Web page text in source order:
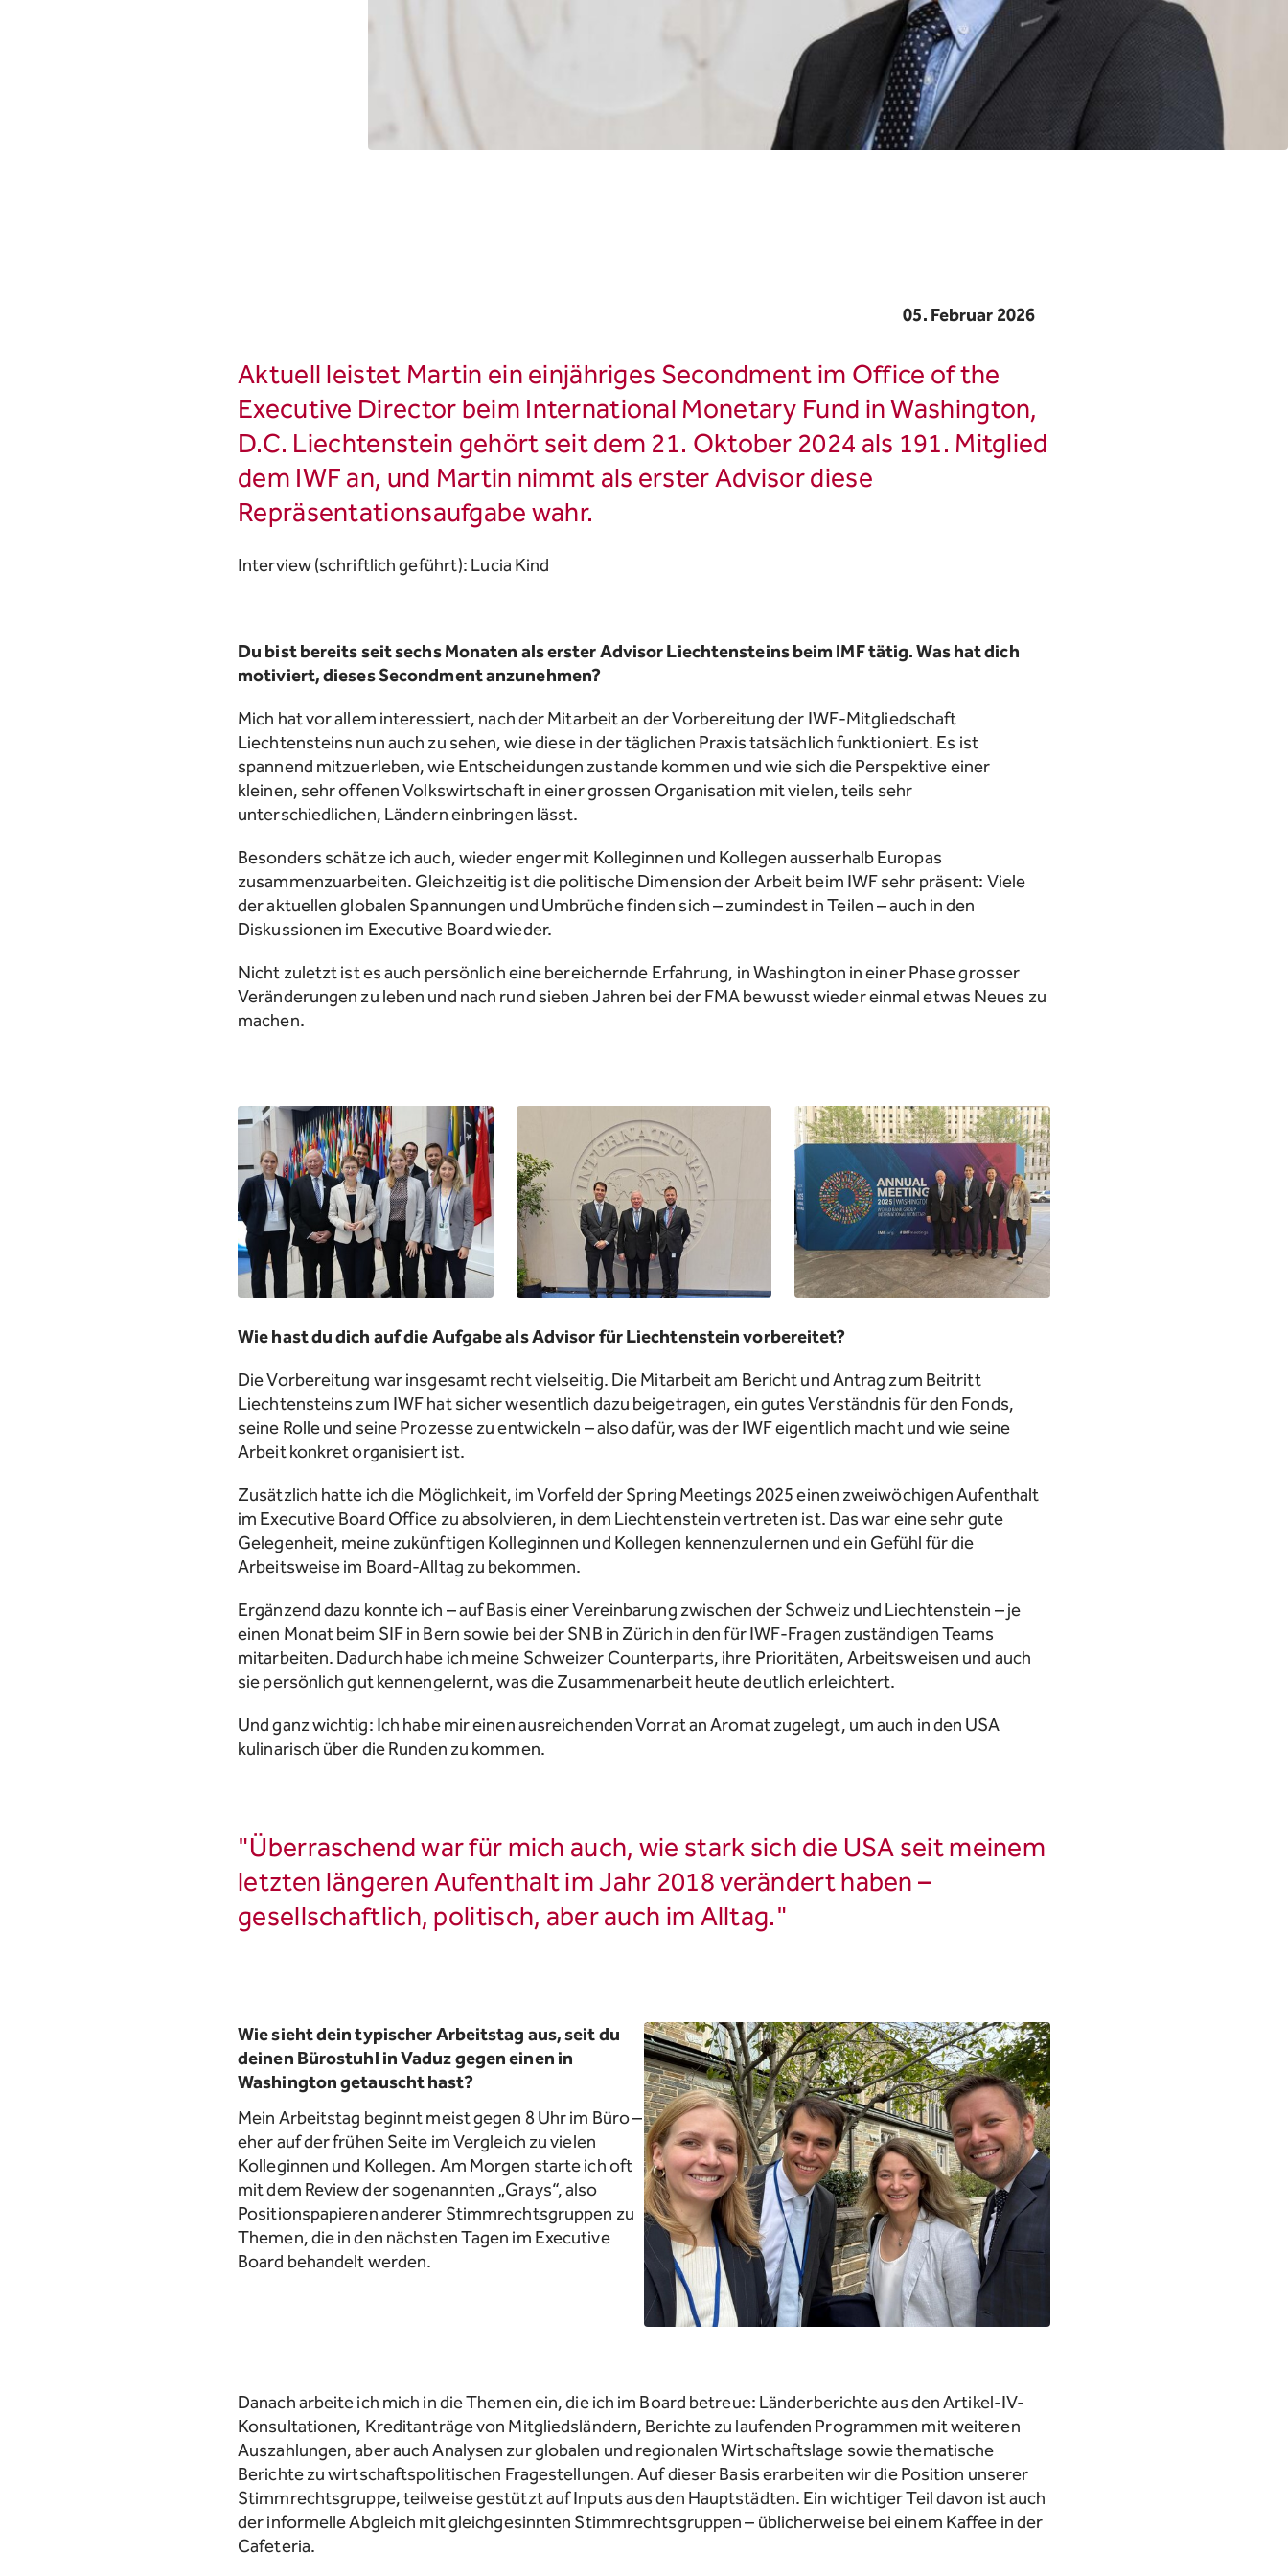
05. Februar 2026
Aktuell leistet Martin ein einjähriges Secondment im Office of the
Executive Director beim International Monetary Fund in Washington,
D.C. Liechtenstein gehört seit dem 21. Oktober 2024 als 191. Mitglied
dem IWF an, und Martin nimmt als erster Advisor diese
Repräsentationsaufgabe wahr.
Interview (schriftlich geführt): Lucia Kind
Du bist bereits seit sechs Monaten als erster Advisor Liechtensteins beim IMF tätig. Was hat dich
motiviert, dieses Secondment anzunehmen?
Mich hat vor allem interessiert, nach der Mitarbeit an der Vorbereitung der IWF-Mitgliedschaft
Liechtensteins nun auch zu sehen, wie diese in der täglichen Praxis tatsächlich funktioniert. Es ist
spannend mitzuerleben, wie Entscheidungen zustande kommen und wie sich die Perspektive einer
kleinen, sehr offenen Volkswirtschaft in einer grossen Organisation mit vielen, teils sehr
unterschiedlichen, Ländern einbringen lässt.
Besonders schätze ich auch, wieder enger mit Kolleginnen und Kollegen ausserhalb Europas
zusammenzuarbeiten. Gleichzeitig ist die politische Dimension der Arbeit beim IWF sehr präsent: Viele
der aktuellen globalen Spannungen und Umbrüche finden sich – zumindest in Teilen – auch in den
Diskussionen im Executive Board wieder.
Nicht zuletzt ist es auch persönlich eine bereichernde Erfahrung, in Washington in einer Phase grosser
Veränderungen zu leben und nach rund sieben Jahren bei der FMA bewusst wieder einmal etwas Neues zu
machen.
Wie hast du dich auf die Aufgabe als Advisor für Liechtenstein vorbereitet?
Die Vorbereitung war insgesamt recht vielseitig. Die Mitarbeit am Bericht und Antrag zum Beitritt
Liechtensteins zum IWF hat sicher wesentlich dazu beigetragen, ein gutes Verständnis für den Fonds,
seine Rolle und seine Prozesse zu entwickeln – also dafür, was der IWF eigentlich macht und wie seine
Arbeit konkret organisiert ist.
Zusätzlich hatte ich die Möglichkeit, im Vorfeld der Spring Meetings 2025 einen zweiwöchigen Aufenthalt
im Executive Board Office zu absolvieren, in dem Liechtenstein vertreten ist. Das war eine sehr gute
Gelegenheit, meine zukünftigen Kolleginnen und Kollegen kennenzulernen und ein Gefühl für die
Arbeitsweise im Board-Alltag zu bekommen.
Ergänzend dazu konnte ich – auf Basis einer Vereinbarung zwischen der Schweiz und Liechtenstein – je
einen Monat beim SIF in Bern sowie bei der SNB in Zürich in den für IWF-Fragen zuständigen Teams
mitarbeiten. Dadurch habe ich meine Schweizer Counterparts, ihre Prioritäten, Arbeitsweisen und auch
sie persönlich gut kennengelernt, was die Zusammenarbeit heute deutlich erleichtert.
Und ganz wichtig: Ich habe mir einen ausreichenden Vorrat an Aromat zugelegt, um auch in den USA
kulinarisch über die Runden zu kommen.
"Überraschend war für mich auch, wie stark sich die USA seit meinem
letzten längeren Aufenthalt im Jahr 2018 verändert haben –
gesellschaftlich, politisch, aber auch im Alltag."
Wie sieht dein typischer Arbeitstag aus, seit du
deinen Bürostuhl in Vaduz gegen einen in
Washington getauscht hast?
Mein Arbeitstag beginnt meist gegen 8 Uhr im Büro –
eher auf der frühen Seite im Vergleich zu vielen
Kolleginnen und Kollegen. Am Morgen starte ich oft
mit dem Review der sogenannten „Grays“, also
Positionspapieren anderer Stimmrechtsgruppen zu
Themen, die in den nächsten Tagen im Executive
Board behandelt werden.
Danach arbeite ich mich in die Themen ein, die ich im Board betreue: Länderberichte aus den Artikel-IV-
Konsultationen, Kreditanträge von Mitgliedsländern, Berichte zu laufenden Programmen mit weiteren
Auszahlungen, aber auch Analysen zur globalen und regionalen Wirtschaftslage sowie thematische
Berichte zu wirtschaftspolitischen Fragestellungen. Auf dieser Basis erarbeiten wir die Position unserer
Stimmrechtsgruppe, teilweise gestützt auf Inputs aus den Hauptstädten. Ein wichtiger Teil davon ist auch
der informelle Abgleich mit gleichgesinnten Stimmrechtsgruppen – üblicherweise bei einem Kaffee in der
Cafeteria.